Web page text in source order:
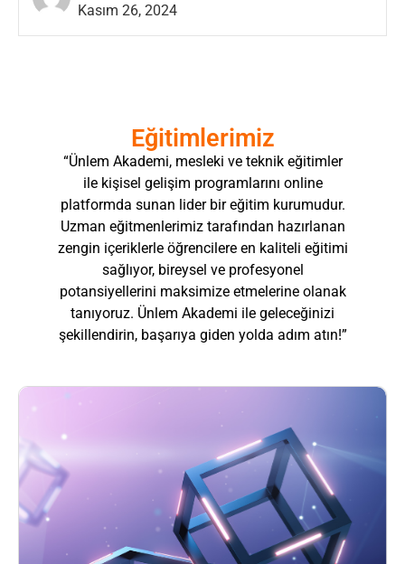
Kasım 26, 2024
Eğitimlerimiz
“Ünlem Akademi, mesleki ve teknik eğitimler
ile kişisel gelişim programlarını online
platformda sunan lider bir eğitim kurumudur.
Uzman eğitmenlerimiz tarafından hazırlanan
zengin içeriklerle öğrencilere en kaliteli eğitimi
sağlıyor, bireysel ve profesyonel
potansiyellerini maksimize etmelerine olanak
tanıyoruz. Ünlem Akademi ile geleceğinizi
şekillendirin, başarıya giden yolda adım atın!”